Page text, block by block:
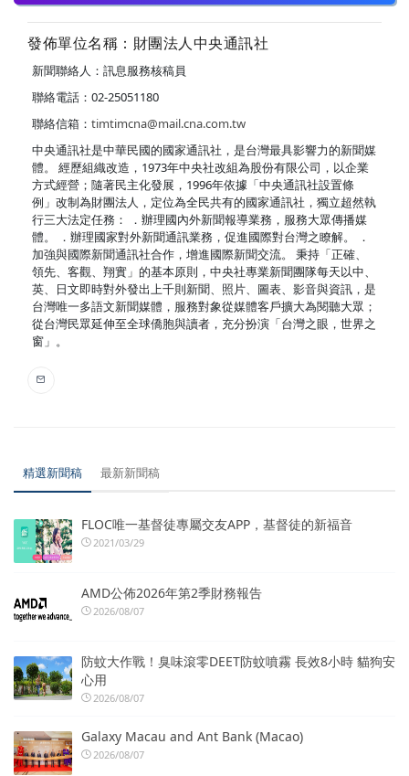
發佈單位名稱：財團法人中央通訊社
新聞聯絡人：訊息服務核稿員
聯絡電話：02-25051180
聯絡信箱： timtimcna@mail.cna.com.tw
中央通訊社是中華民國的國家通訊社，是台灣最具影響力的新聞媒
體。 經歷組織改造，1973年中央社改組為股份有限公司，以企業
方式經營；隨著民主化發展，1996年依據「中央通訊社設置條
例」改制為財團法人，定位為全民共有的國家通訊社，獨立超然執
行三大法定任務： ．辦理國內外新聞報導業務，服務大眾傳播媒
體。 ．辦理國家對外新聞通訊業務，促進國際對台灣之瞭解。 ．
加強與國際新聞通訊社合作，增進國際新聞交流。 秉持「正確、
領先、客觀、翔實」的基本原則，中央社專業新聞團隊每天以中、
英、日文即時對外發出上千則新聞、照片、圖表、影音與資訊，是
台灣唯一多語文新聞媒體，服務對象從媒體客戶擴大為閱聽大眾；
從台灣民眾延伸至全球僑胞與讀者，充分扮演「台灣之眼，世界之
窗」。
精選新聞稿 最新新聞稿
FLOC唯一基督徒專屬交友APP，基督徒的新福音
2021/03/29
AMD公佈2026年第2季財務報告
2026/08/07
防蚊大作戰！臭味滾零DEET防蚊噴霧 長效8小時 貓狗安
心用
2026/08/07
Galaxy Macau and Ant Bank (Macao)
2026/08/07